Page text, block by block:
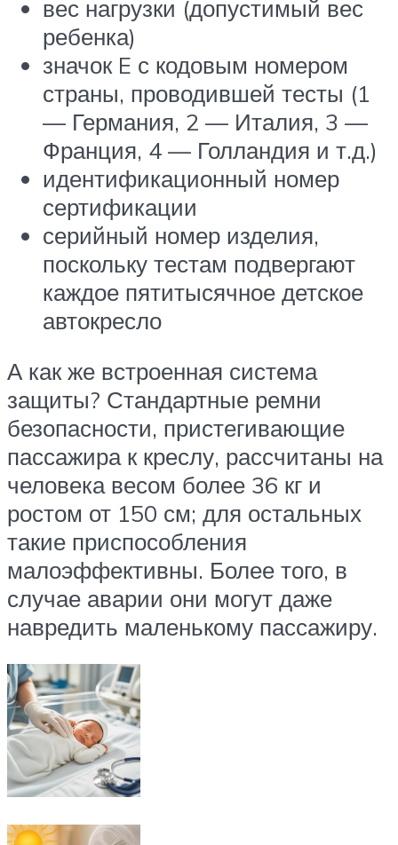
вес нагрузки (допустимый вес
ребенка)
значок E с кодовым номером
страны, проводившей тесты (1
— Германия, 2 — Италия, 3 —
Франция, 4 — Голландия и т.д.)
идентификационный номер
сертификации
серийный номер изделия,
поскольку тестам подвергают
каждое пятитысячное детское
автокресло
А как же встроенная система
защиты? Стандартные ремни
безопасности, пристегивающие
пассажира к креслу, рассчитаны на
человека весом более 36 кг и
ростом от 150 см; для остальных
такие приспособления
малоэффективны. Более того, в
случае аварии они могут даже
навредить маленькому пассажиру.